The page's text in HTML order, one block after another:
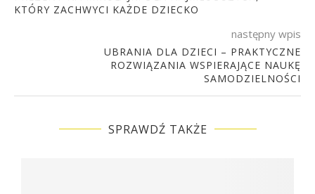
KTÓRY ZACHWYCI KAŻDE DZIECKO
następny wpis
UBRANIA DLA DZIECI – PRAKTYCZNE
ROZWIĄZANIA WSPIERAJĄCE NAUKĘ
SAMODZIELNOŚCI
SPRAWDŹ TAKŻE